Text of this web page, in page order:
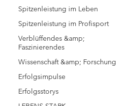
Spitzenleistung im Leben
Spitzenleistung im Profisport
Verblüffendes &amp;
Faszinierendes
Wissenschaft &amp; Forschung
Erfolgsimpulse
Erfolgsstorys